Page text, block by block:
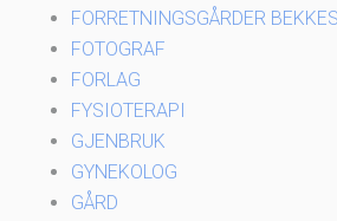
FORRETNINGSGÅRDER
FOTOGRAF
FORLAG
FYSIOTERAPI
GJENBRUK
GYNEKOLOG
GÅRD